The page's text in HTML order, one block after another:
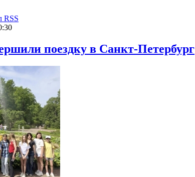
RSS
поездку в Санкт-Петербург